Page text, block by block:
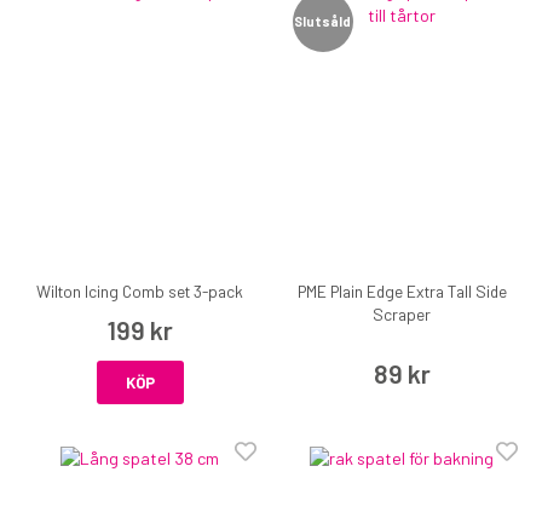
Wilton Icing Comb set 3-pack
199 kr
KÖP
Slutsåld
PME Plain Edge Extra Tall Side
Scraper
89 kr